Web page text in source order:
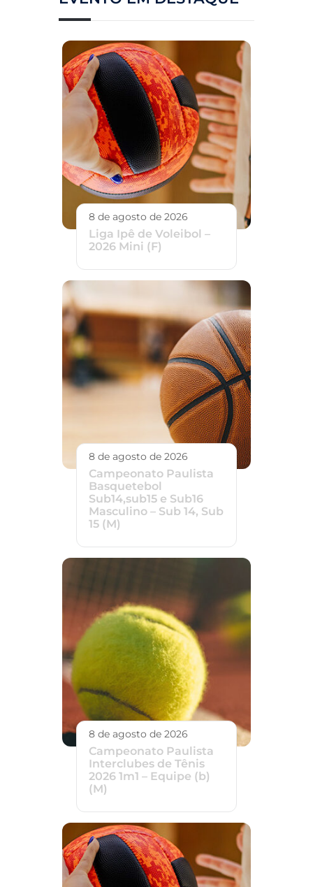
8 de agosto de 2026
Liga Ipê de Voleibol –
2026 Mini (F)
8 de agosto de 2026
Campeonato Paulista
Basquetebol
Sub14,sub15 e Sub16
Masculino – Sub 14, Sub
15 (M)
8 de agosto de 2026
Campeonato Paulista
Interclubes de Tênis
2026 1m1 – Equipe (b)
(M)